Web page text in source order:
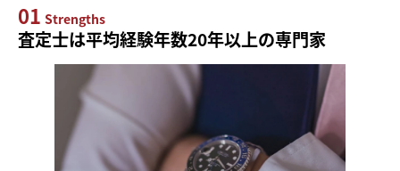
01 Strengths
査定士は平均経験年数20年以上の専門家